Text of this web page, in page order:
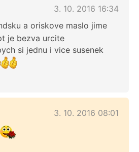
3. 10. 2016 16:34
a oriskove maslo jime
je bezva urcite
si jednu i vice susenek
3. 10. 2016 08:01